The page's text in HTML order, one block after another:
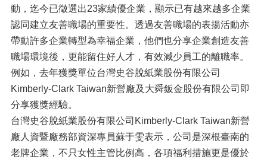
動，迄今已徵選出23家績優企業，顯示已有越來越多企業
認同建立友善職場的重要性。透過友善職場的表揚活動亦
帶動許多企業轉型為幸福企業，他們也分享企業創造友善
職場環境後，更能留住好人才，有效減少員工的離職率。
例如，去年獲獎單位台灣史谷脫紙業股份有限公司
Kimberly-Clark Taiwan新營廠及大舜鈑金股份有限公司即
分享獲獎經驗。
台灣史谷脫紙業股份有限公司Kimberly-Clark Taiwan新營
廠人資暨廠務部資深專員蘇于雯表示，公司是深根臺南的
老牌企業，不只女性主管比例高，各項福利措施更是優於